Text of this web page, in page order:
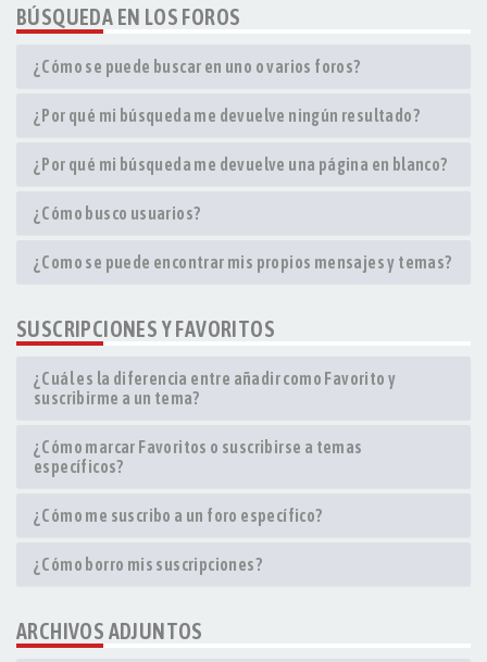
BÚSQUEDA EN LOS FOROS
¿Cómo se puede buscar en uno o varios foros?
¿Por qué mi búsqueda me devuelve ningún resultado?
¿Por qué mi búsqueda me devuelve una página en blanco?
¿Cómo busco usuarios?
¿Como se puede encontrar mis propios mensajes y temas?
SUSCRIPCIONES Y FAVORITOS
¿Cuál es la diferencia entre añadir como Favorito y
suscribirme a un tema?
¿Cómo marcar Favoritos o suscribirse a temas
específicos?
¿Cómo me suscribo a un foro específico?
¿Cómo borro mis suscripciones?
ARCHIVOS ADJUNTOS